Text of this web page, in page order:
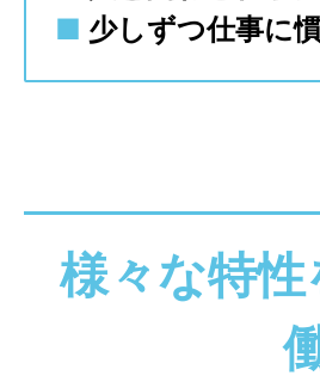
■ 少しずつ仕事に
様々な特